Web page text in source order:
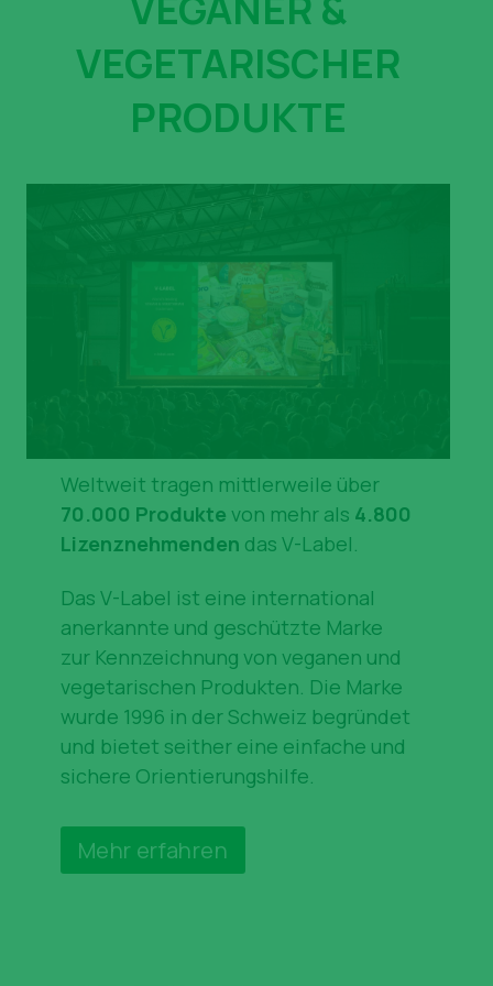
VEGETARISCHER
PRODUKTE
Weltweit tragen mittlerweile über
70.000 Produkte von mehr als 4.800
Lizenznehmenden das V-Label.
Das V-Label ist eine international
anerkannte und geschützte Marke
zur Kennzeichnung von veganen und
vegetarischen Produkten. Die Marke
wurde 1996 in der Schweiz begründet
und bietet seither eine einfache und
sichere Orientierungshilfe.
Mehr erfahren